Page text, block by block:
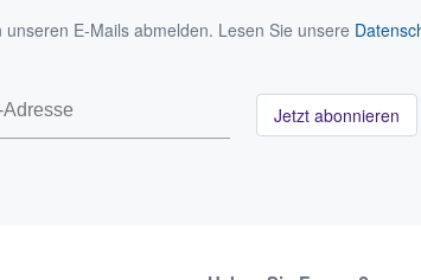
E-Mails abmelden. Lesen Sie unsere
Jetzt abonnieren